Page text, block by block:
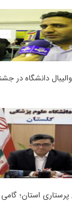
دانشگاه در
استان؛